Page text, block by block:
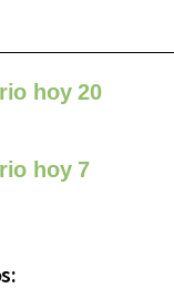
hoy 20
hoy 7